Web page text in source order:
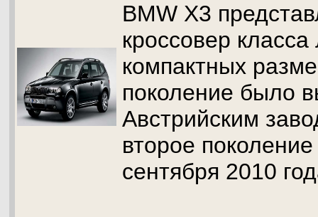
BMW X3
кроссовер
компактных
поколение было
Австрийским
второе
сентября 2010